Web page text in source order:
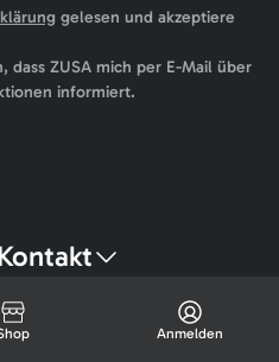
gelesen und akzeptiere
dass ZUSA mich per E-Mail über
informiert.
Anmelden